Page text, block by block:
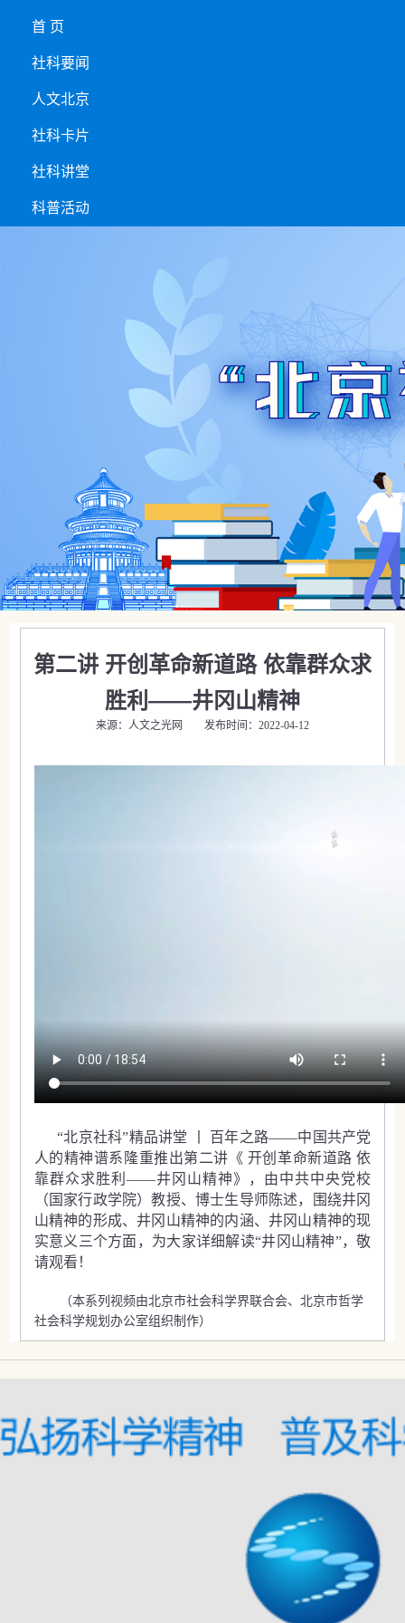
首 页
社科要闻
人文北京
社科卡片
社科讲堂
科普活动
第二讲 开创革命新道路 依靠群众求
胜利——井冈山精神
来源：人文之光网 发布时间：2022-04-12
“北京社科”精品讲堂 丨 百年之路——中国共产党
人的精神谱系隆重推出第二讲《 开创革命新道路 依
靠群众求胜利——井冈山精神》，由中共中央党校
（国家行政学院）教授、博士生导师陈述，围绕井冈
山精神的形成、井冈山精神的内涵、井冈山精神的现
实意义三个方面，为大家详细解读“井冈山精神”，敬
请观看！
（本系列视频由北京市社会科学界联合会、北京市哲学
社会科学规划办公室组织制作）